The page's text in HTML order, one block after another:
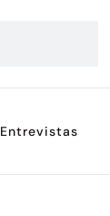
Entrevistas